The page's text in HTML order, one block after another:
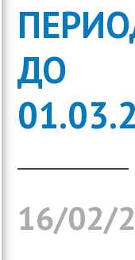
ДО
16/02/